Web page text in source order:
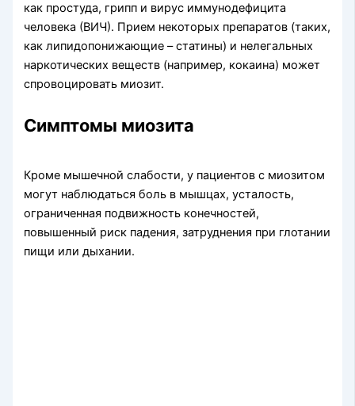
как простуда, грипп и вирус иммунодефицита
человека (ВИЧ). Прием некоторых препаратов (таких,
как липидопонижающие – статины) и нелегальных
наркотических веществ (например, кокаина) может
спровоцировать миозит.
Симптомы миозита
Кроме мышечной слабости, у пациентов с миозитом
могут наблюдаться боль в мышцах, усталость,
ограниченная подвижность конечностей,
повышенный риск падения, затруднения при глотании
пищи или дыхании.